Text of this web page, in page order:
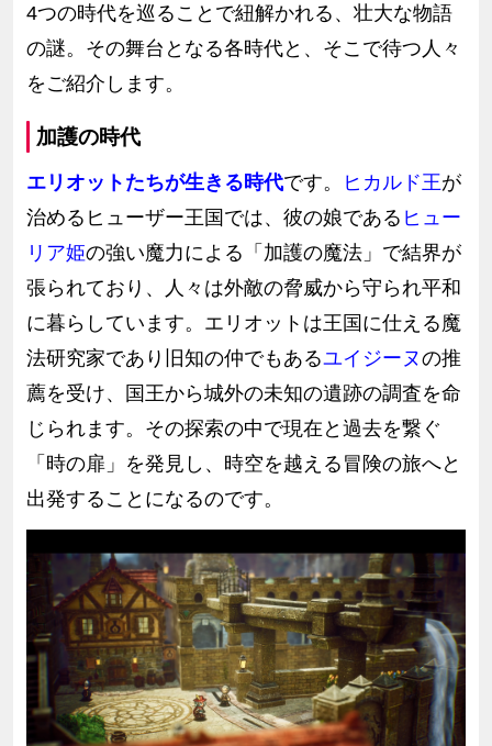
4つの時代を巡ることで紐解かれる、壮大な物語
の謎。その舞台となる各時代と、そこで待つ人々
をご紹介します。
加護の時代
エリオットたちが生きる時代です。 ヒカルド王が
治めるヒューザー王国では、彼の娘である ヒュー
リア姫の強い魔力による「加護の魔法」で結界が
張られており、人々は外敵の脅威から守られ平和
に暮らしています。エリオットは王国に仕える魔
法研究家であり旧知の仲でもあるユイジーヌの推
薦を受け、国王から城外の未知の遺跡の調査を命
じられます。その探索の中で現在と過去を繋ぐ
「時の扉」を発見し、時空を越える冒険の旅へと
出発することになるのです。